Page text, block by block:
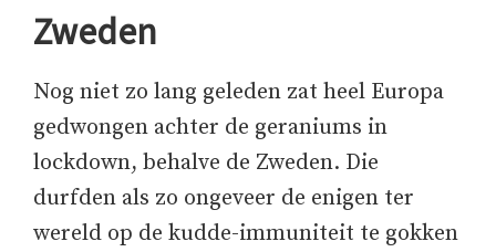
Zweden
Nog niet zo lang geleden zat heel Europa
gedwongen achter de geraniums in
lockdown, behalve de Zweden. Die
durfden als zo ongeveer de enigen ter
wereld op de kudde-immuniteit te gokken